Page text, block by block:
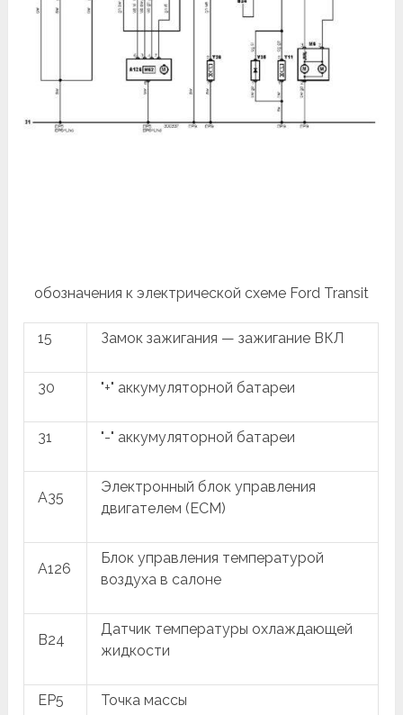
обозначения к электрической схеме Ford Transit
15 Замок зажигания — зажигание ВКЛ
30 "+" аккумуляторной батареи
31 "-" аккумуляторной батареи
A35
Электронный блок управления
двигателем (ECM)
A126
Блок управления температурой
воздуха в салоне
B24
Датчик температуры охлаждающей
жидкости
EP5 Точка массы